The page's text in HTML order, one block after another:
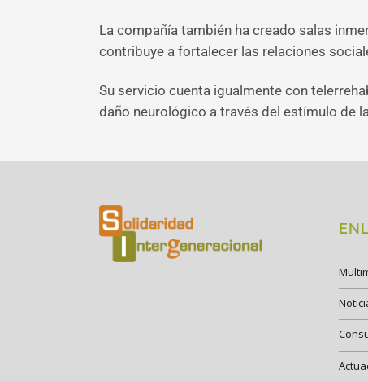
La compañía también ha creado salas
contribuye a fortalecer las relaciones
Su servicio cuenta igualmente con
daño neurológico a través del estímulo de